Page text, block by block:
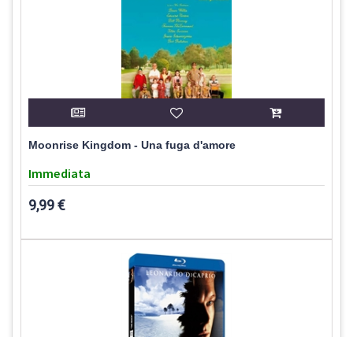
Moonrise Kingdom - Una fuga d'amore
Immediata
9,99 €